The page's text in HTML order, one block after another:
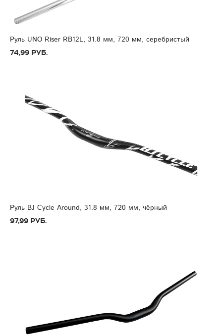
Руль UNO Riser RB12L, 31.8 мм, 720 мм, серебристый
74,99 руб.
Руль BJ Cycle Around, 31.8 мм, 720 мм, чёрный
97,99 руб.